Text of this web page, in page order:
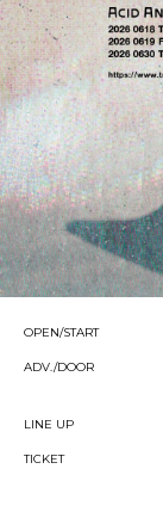
OPEN/START
ADV./DOOR
LINE UP
TICKET